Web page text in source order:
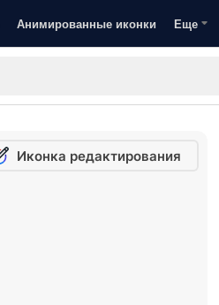
Анимированные иконки Еще
Иконка редактирования